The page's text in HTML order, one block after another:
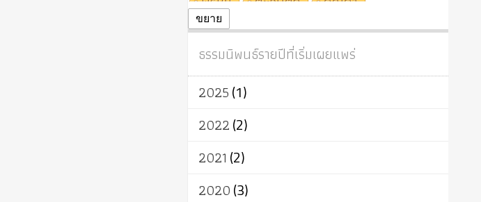
ปฏิจจสมุปบาท
ศาสนาประจำชาติ
ผู้บริโภค
ธรรมาธิปไตย
การแยกรัฐกับศาสนา
ธรรมชาติ
เทคโนโลยี
พุทธบริษัท
วัฒนธรรม
ขยาย
ธรรมนิพนธ์รายปีที่เริ่มเผยแพร่
2025(1)
2022(2)
2021 (2)
2020(3)